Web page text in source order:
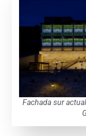
Fachada sur